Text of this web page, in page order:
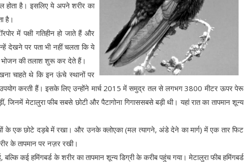
होता है। इसलिए ये अपने शरीर का
है।
में पक्षी गतिहीन हो जाते हैं और
देखने पर पता भी नहीं चलता कि ये
भोजन की तलाश शुरू कर देते हैं।
चाहते थे कि इन ऊंचे स्थानों पर
उपयोग करती हैं। इसके लिए उन्होंने मार्च 2015 में समुद्र तल से लगभग 3800 मीटर ऊपर पेरू
जिनमें मेटालुरा फीब सबसे छोटी और पैटागोना गिगाससबसे बड़ी थी। यहां रात का तापमान शून्य
के एक छोटे दड़बे में रखा। और उनके क्लोएका (मल त्यागने, अंडे देने का मार्ग) में एक तार फिट
के तापमान पर नज़र रखी।
बल्कि कई हमिंगबर्ड के शरीर का तापमान शून्य डिग्री के करीब पहुंच गया। मेटालुरा फीब हमिंगबर्ड